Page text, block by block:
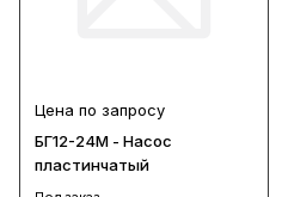
Цена по запросу
БГ12-24М - Насос
пластинчатый